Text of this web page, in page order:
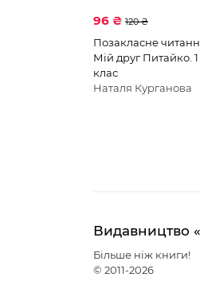
96 ₴ 120 ₴
Позакласне
Мій друг Питайко. 1
клас
Наталя Курганова
Видавництво
Більше ніж книги!
© 2011-2026